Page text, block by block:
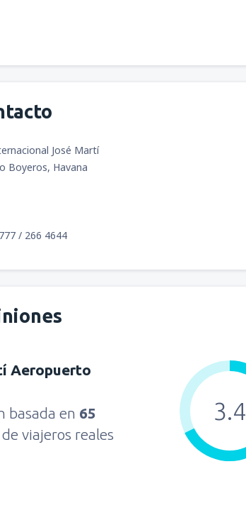
José Martí
Boyeros, Havana
/ 266 4644
Aeropuerto
basada en 65
de viajeros reales
3.4